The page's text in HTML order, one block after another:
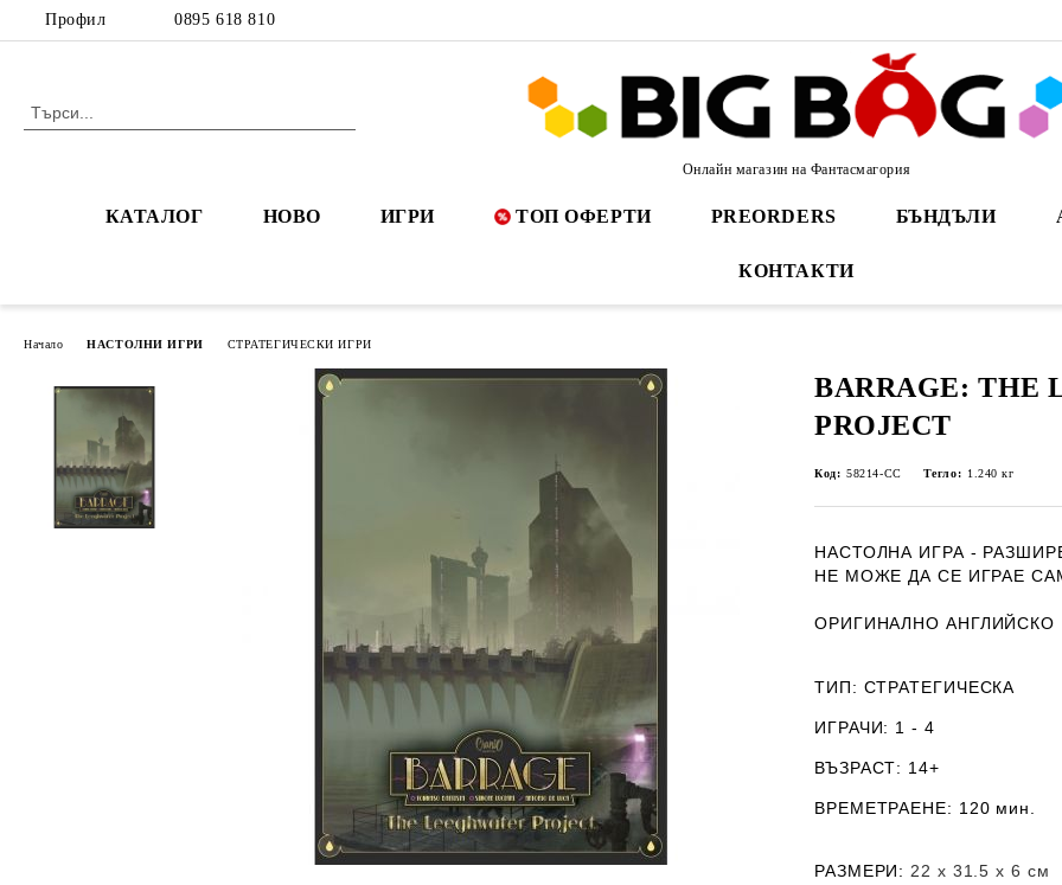
Профил 0895 618 810
Онлайн магазин на Фантасмагория
КАТАЛОГ НОВО ИГРИ ТОП ОФЕРТИ PREORDERS БЪНДЪЛИ
КОНТАКТИ
Начало НАСТОЛНИ ИГРИ СТРАТЕГИЧЕСКИ ИГРИ
BARRAGE: THE
PROJECT
Код: 58214-CC Тегло: 1.240 кг
НАСТОЛНА ИГРА -
НЕ МОЖЕ ДА СЕ ИГРАЕ
ОРИГИНАЛНО АНГЛИЙСКО
ТИП: СТРАТЕГИЧЕСКА
ИГРАЧИ: 1 - 4
ВЪЗРАСТ: 14+
ВРЕМЕТРАЕНЕ: 120 мин.
РАЗМЕРИ: 22 х 31.5 х 6 см